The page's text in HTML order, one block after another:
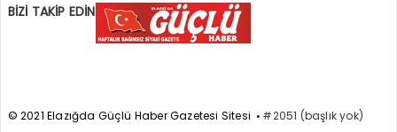
BİZİ TAKİP EDİN
© 2021 Elazığda Güçlü Haber Gazetesi Sitesi
#2051 (başlık yok)